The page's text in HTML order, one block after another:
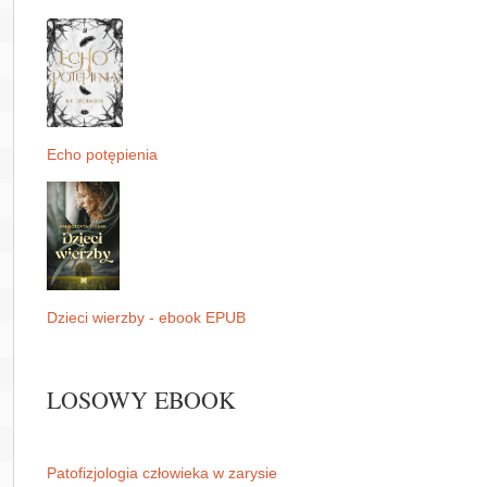
Echo potępienia
Dzieci wierzby - ebook EPUB
LOSOWY EBOOK
Patofizjologia człowieka w zarysie